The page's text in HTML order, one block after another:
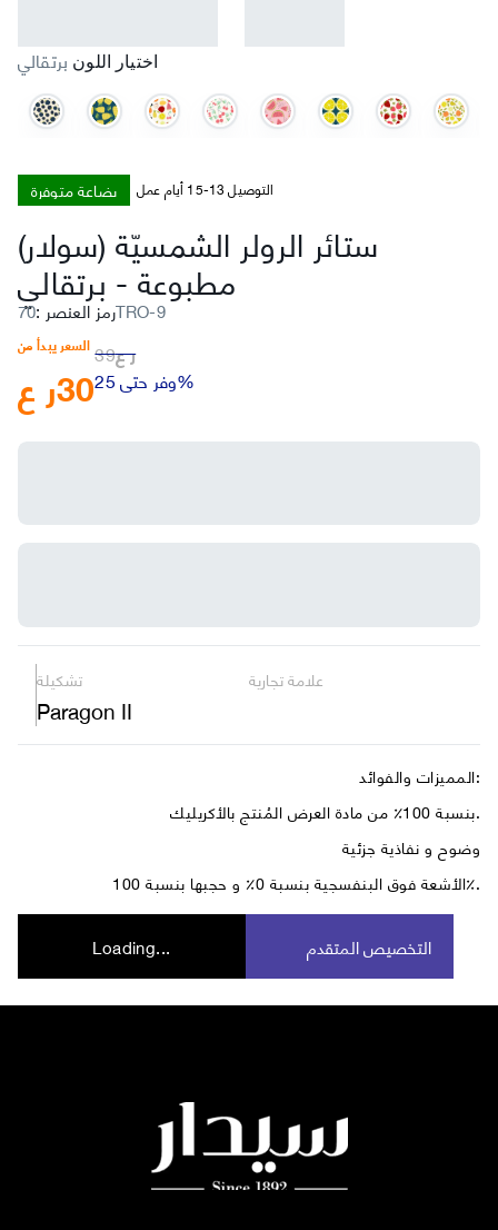
اختيار اللون برتقالي
بضاعة متوفرة التوصيل 13-15 أيام عمل
ستائر الرولر الشمسيّة (سولار)
مطبوعة- برتقالي
رمز العنصر : 70TRO-9
السعر يبدأ من
ر ع30
ر ع39
وفر حتى 25%
تشكيلة
Paragon II
علامة تجارية
المميزات والفوائد:
بنسبة 100٪ من مادة العرض المُنتج بالأكريليك.
وضوح و نفاذية جزئية
الأشعة فوق البنفسجية بنسبة 0٪ و حجبها بنسبة 100٪.
Loading... التخصيص المتقدم